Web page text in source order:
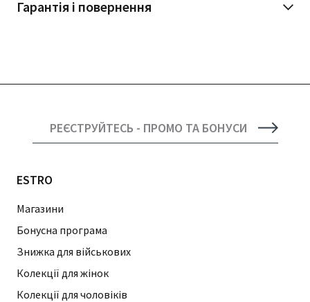
Гарантія і повернення
РЕЄСТРУЙТЕСЬ - ПРОМО ТА БОНУСИ
ESTRO
Магазини
Бонусна програма
Знижка для військових
Колекції для жінок
Колекції для чоловіків